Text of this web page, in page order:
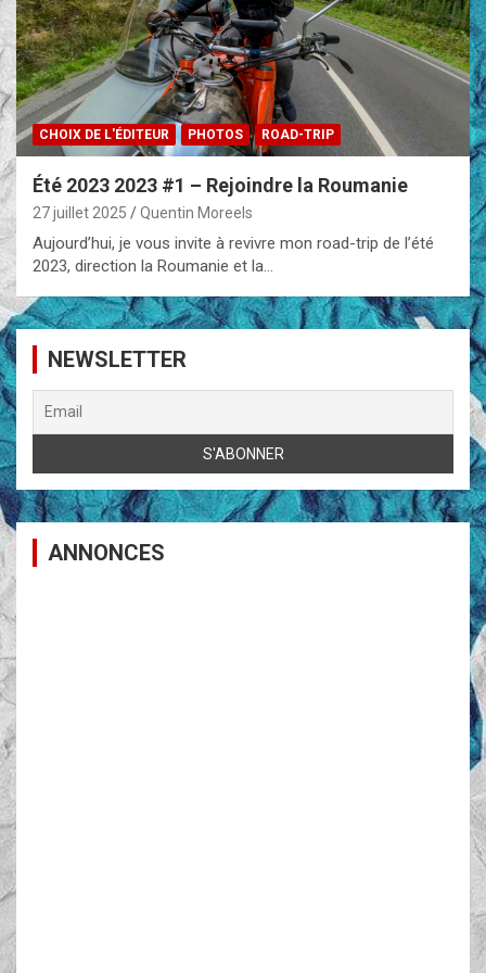
CHOIX DE L'ÉDITEUR PHOTOS ROAD-TRIP
Été 2023 2023 #1 – Rejoindre la Roumanie
27 juillet 2025 Quentin Moreels
Aujourd’hui, je vous invite à revivre mon road-trip de l’été
2023, direction la Roumanie et la…
NEWSLETTER
ANNONCES